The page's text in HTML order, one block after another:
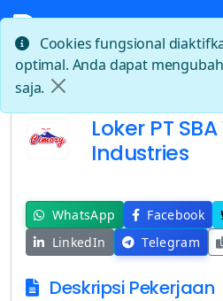
Beranda Loker PT SBA
Loker PT
Industries
WhatsApp Facebook
LinkedIn
Telegram
Deskripsi Pekerjaan
Cookies fungsional
optimal. Anda dapat
saja.